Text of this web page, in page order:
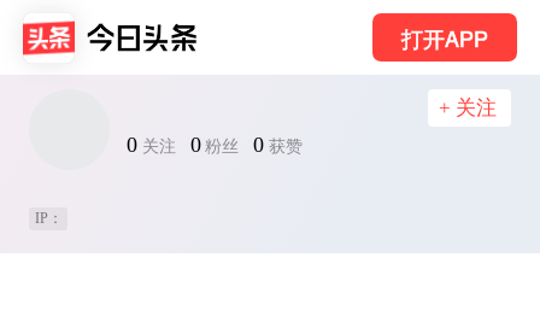
打开APP
0 关注 0 粉丝 0 获赞
+ 关注
IP：